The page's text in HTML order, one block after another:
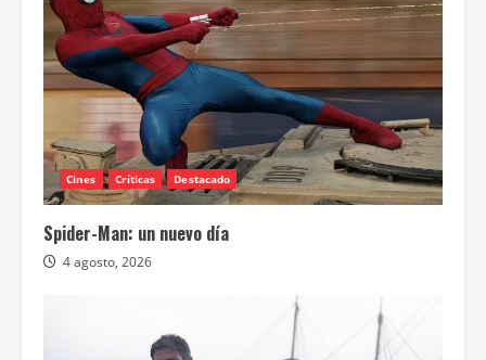
Cines Críticas Destacado
Spider-Man: un nuevo día
4 agosto, 2026